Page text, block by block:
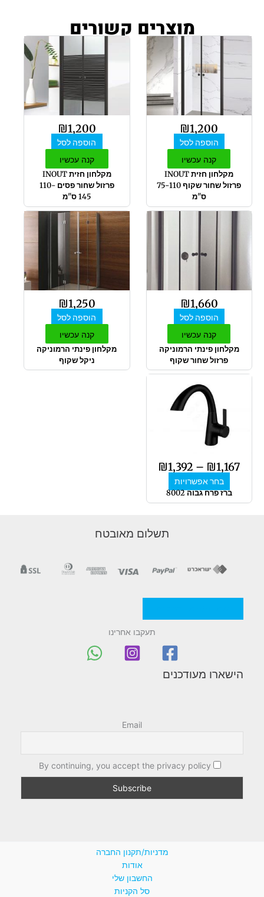
מוצרים קשורים
₪1,200
הוספה לסל
קנה עכשיו
מקלחון חזית INOUT
פרזול שחור שקוף 75-110
ס"מ
₪1,200
הוספה לסל
קנה עכשיו
מקלחון חזית INOUT
פרזול שחור פסים 110-
145 ס"מ
₪1,660
הוספה לסל
קנה עכשיו
מקלחון פינתי הרמוניקה
פרזול שחור שקוף
₪1,250
הוספה לסל
קנה עכשיו
מקלחון פינתי הרמוניקה
ניקל שקוף
₪1,167
–
₪1,392
טווח
בחר אפשרויות
זה
את
האפשרויות
בעמוד
ברז פרח גבוה 8002
תשלום מאובטח
תעקבו אחרינו
הישארו מעודכנים
Email
By continuing, you accept the privacy policy
מדניות/תקנון החברה
אודות
החשבון שלי
סל הקניות